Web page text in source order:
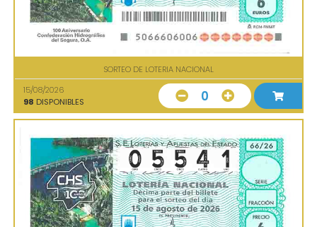
SORTEO DE LOTERIA NACIONAL
15/08/2026
98 DISPONIBLES 0